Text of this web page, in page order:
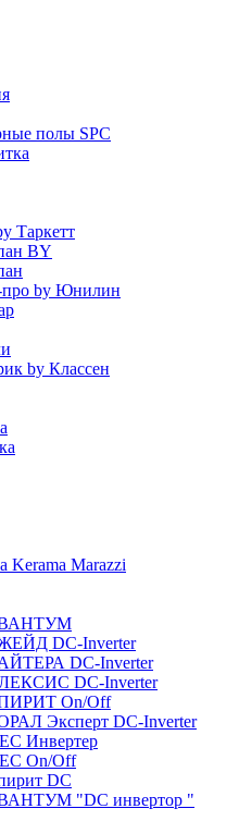
полы SPC
Таркетт
BY
про by Юнилин
by Классен
Kerama Marazzi
DC-Inverter
DC-Inverter
DC-Inverter
On/Off
Эксперт DC-Inverter
Инвертер
On/Off
DC
"DC инвертор "